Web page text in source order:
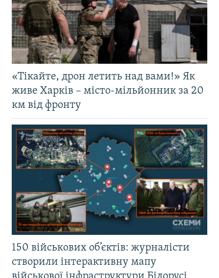
«Тікайте, дрон летить над вами!» Як
живе Харків – місто-мільйонник за 20
км від фронту
150 військових об’єктів: журналісти
створили інтерактивну мапу